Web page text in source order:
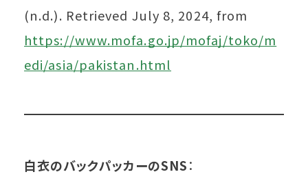
(n.d.). Retrieved July 8, 2024, from
https://www.mofa.go.jp/mofaj/toko/m
edi/asia/pakistan.html
白衣のバックパッカーのSNS：